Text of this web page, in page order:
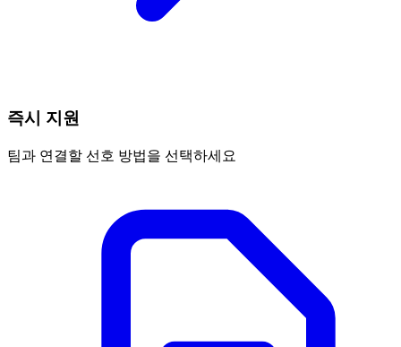
즉시 지원
팀과 연결할 선호 방법을 선택하세요